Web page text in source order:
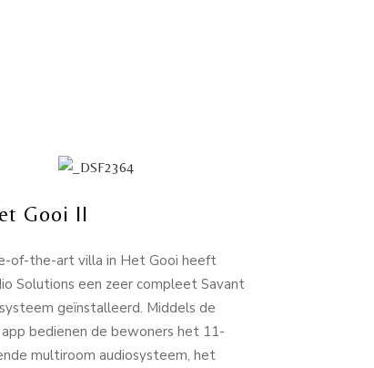
Gooi II
of-the-art villa in Het Gooi heeft
Solutions een zeer compleet Savant
geïnstalleerd. Middels de
bedienen de bewoners het 11-
multiroom audiosysteem, het